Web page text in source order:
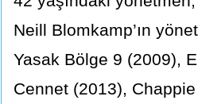
Neill Blomkamp’ın
Yasak Bölge 9 (2009),
Cennet (2013),